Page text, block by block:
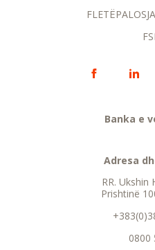
Banka e
Adresa
RR. Ukshin
Prishtinë
0800